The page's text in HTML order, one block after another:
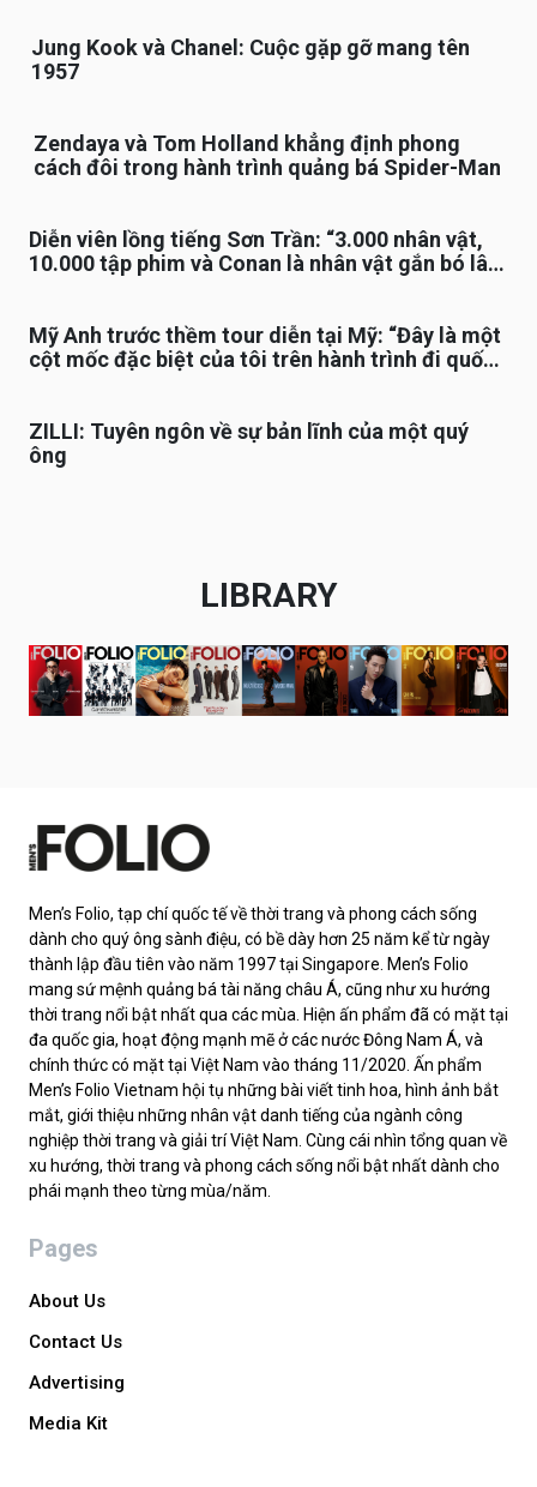
Jung Kook và Chanel: Cuộc gặp gỡ mang tên
1957
Zendaya và Tom Holland khẳng định phong
cách đôi trong hành trình quảng bá Spider-Man
Diễn viên lồng tiếng Sơn Trần: “3.000 nhân vật,
10.000 tập phim và Conan là nhân vật gắn bó lâu
Mỹ Anh trước thềm tour diễn tại Mỹ: “Đây là một
cột mốc đặc biệt của tôi trên hành trình đi quốc
ZILLI: Tuyên ngôn về sự bản lĩnh của một quý
ông
LIBRARY
Men’s Folio, tạp chí quốc tế về thời trang và phong cách sống
dành cho quý ông sành điệu, có bề dày hơn 25 năm kể từ ngày
thành lập đầu tiên vào năm 1997 tại Singapore. Men’s Folio
mang sứ mệnh quảng bá tài năng châu Á, cũng như xu hướng
thời trang nổi bật nhất qua các mùa. Hiện ấn phẩm đã có mặt tại
đa quốc gia, hoạt động mạnh mẽ ở các nước Đông Nam Á, và
chính thức có mặt tại Việt Nam vào tháng 11/2020. Ấn phẩm
Men’s Folio Vietnam hội tụ những bài viết tinh hoa, hình ảnh bắt
mắt, giới thiệu những nhân vật danh tiếng của ngành công
nghiệp thời trang và giải trí Việt Nam. Cùng cái nhìn tổng quan về
xu hướng, thời trang và phong cách sống nổi bật nhất dành cho
phái mạnh theo từng mùa/năm.
Pages
About Us
Contact Us
Advertising
Media Kit